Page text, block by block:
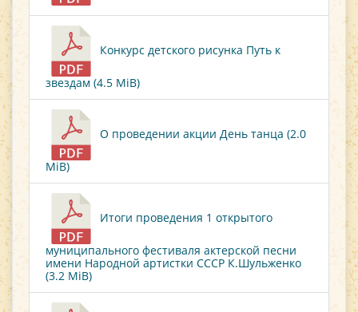
Конкурс детского рисунка Путь к
звездам (4.5 MiB)
О проведении акции День танца (2.0
MiB)
Итоги проведения 1 открытого
муниципального фестиваля актерской песни
имени Народной артистки СССР К.Шульженко
(3.2 MiB)